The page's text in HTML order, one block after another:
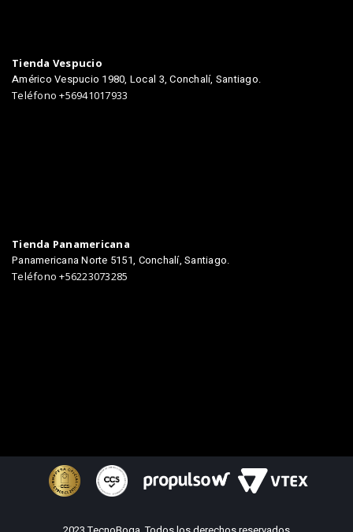
Tienda Vespucio
Américo Vespucio 1980, Local 3, Conchalí, Santiago.
Teléfono +56941017933
Tienda Panamericana
Panamericana Norte 5151, Conchalí, Santiago.
Teléfono +56223073285